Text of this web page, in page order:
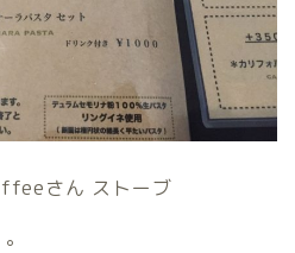
さん ストーブ